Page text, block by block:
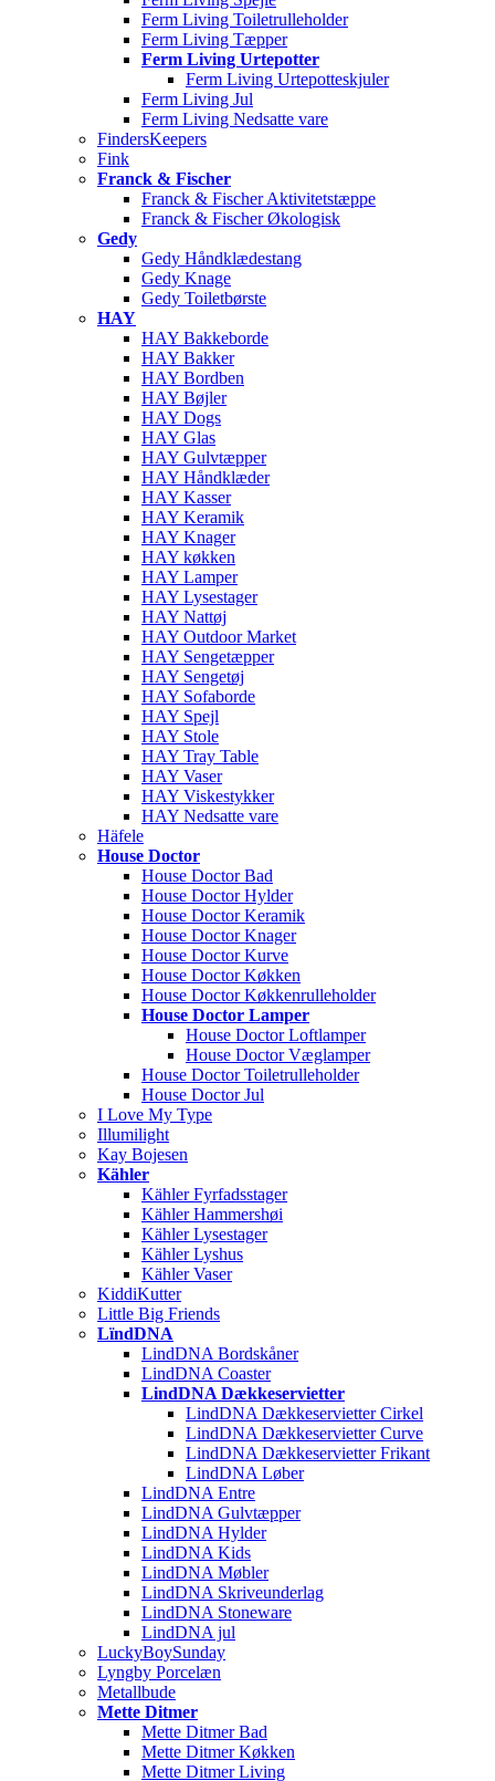
Ferm Living Toiletrulleholder
Ferm Living Tæpper
Ferm Living Urtepotter
Ferm Living Urtepotteskjuler
Ferm Living Jul
Ferm Living Nedsatte vare
FindersKeepers
Fink
Franck & Fischer
Franck & Fischer Aktivitetstæppe
Franck & Fischer Økologisk
Gedy
Gedy Håndklædestang
Gedy Knage
Gedy Toiletbørste
HAY
HAY Bakkeborde
HAY Bakker
HAY Bordben
HAY Bøjler
HAY Dogs
HAY Glas
HAY Gulvtæpper
HAY Håndklæder
HAY Kasser
HAY Keramik
HAY Knager
HAY køkken
HAY Lamper
HAY Lysestager
HAY Nattøj
HAY Outdoor Market
HAY Sengetæpper
HAY Sengetøj
HAY Sofaborde
HAY Spejl
HAY Stole
HAY Tray Table
HAY Vaser
HAY Viskestykker
HAY Nedsatte vare
Häfele
House Doctor
House Doctor Bad
House Doctor Hylder
House Doctor Keramik
House Doctor Knager
House Doctor Kurve
House Doctor Køkken
House Doctor Køkkenrulleholder
House Doctor Lamper
House Doctor Loftlamper
House Doctor Væglamper
House Doctor Toiletrulleholder
House Doctor Jul
I Love My Type
Illumilight
Kay Bojesen
Kähler
Kähler Fyrfadsstager
Kähler Hammershøi
Kähler Lysestager
Kähler Lyshus
Kähler Vaser
KiddiKutter
Little Big Friends
LïndDNA
LindDNA Bordskåner
LindDNA Coaster
LindDNA Dækkeservietter
LindDNA Dækkeservietter Cirkel
LindDNA Dækkeservietter Curve
LindDNA Dækkeservietter Frikant
LindDNA Løber
LindDNA Entre
LindDNA Gulvtæpper
LindDNA Hylder
LindDNA Kids
LindDNA Møbler
LindDNA Skriveunderlag
LindDNA Stoneware
LindDNA jul
LuckyBoySunday
Lyngby Porcelæn
Metallbude
Mette Ditmer
Mette Ditmer Bad
Mette Ditmer Køkken
Mette Ditmer Living